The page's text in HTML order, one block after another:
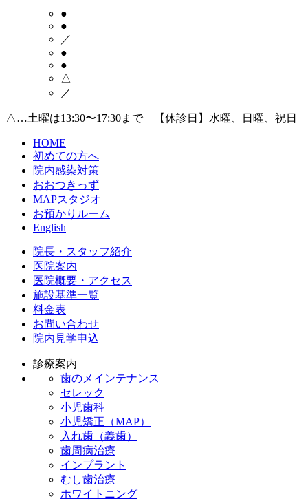
●
●
／
●
●
△
／
△…土曜は13:30〜17:30まで 【休診日】水曜、日曜、祝日
HOME
初めての方へ
院内感染対策
おおつきっず
MAPスタジオ
お預かりルーム
English
院長・スタッフ紹介
医院案内
医院概要・アクセス
施設基準一覧
料金表
お問い合わせ
院内見学申込
診療案内
歯のメインテナンス
セレック
小児歯科
小児矯正（MAP）
入れ歯（義歯）
歯周病治療
インプラント
むし歯治療
ホワイトニング